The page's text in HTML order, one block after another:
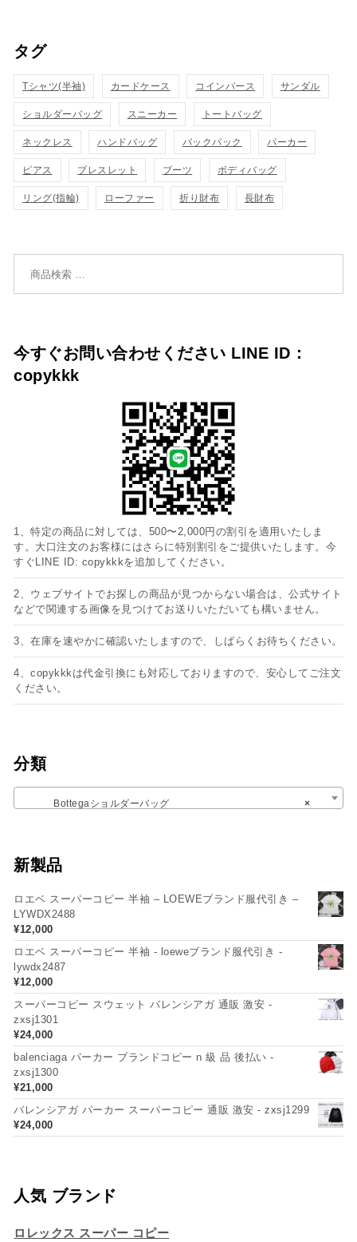
タグ
Tシャツ(半袖) カードケース コインパース サンダル
ショルダーバッグ スニーカー トートバッグ
ネックレス ハンドバッグ バックパック パーカー
ピアス ブレスレット ブーツ ボディバッグ
リング(指輪) ローファー 折り財布 長財布
今すぐお問い合わせください LINE ID：
copykkk
1、特定の商品に対しては、500〜2,000円の割引を適用いたしま
す。大口注文のお客様にはさらに特別割引をご提供いたします。今
すぐLINE ID: copykkkを追加してください。
2、ウェブサイトでお探しの商品が見つからない場合は、公式サイト
などで関連する画像を見つけてお送りいただいても構いません。
3、在庫を速やかに確認いたしますので、しばらくお待ちください。
4、copykkkは代金引換にも対応しておりますので、安心してご注文
ください。
分類
×
Bottegaショルダーバッグ
新製品
ロエベ スーパーコピー 半袖 – LOEWEブランド服代引き –
LYWDX2488
¥12,000
ロエベ スーパーコピー 半袖 - loeweブランド服代引き -
lywdx2487
¥12,000
スーパーコピー スウェット バレンシアガ 通販 激安 -
zxsj1301
¥24,000
balenciaga パーカー ブランドコピー n 級 品 後払い -
zxsj1300
¥21,000
バレンシアガ パーカー スーパーコピー 通販 激安 - zxsj1299
¥24,000
人気 ブランド
ロレックス スーパー コピー